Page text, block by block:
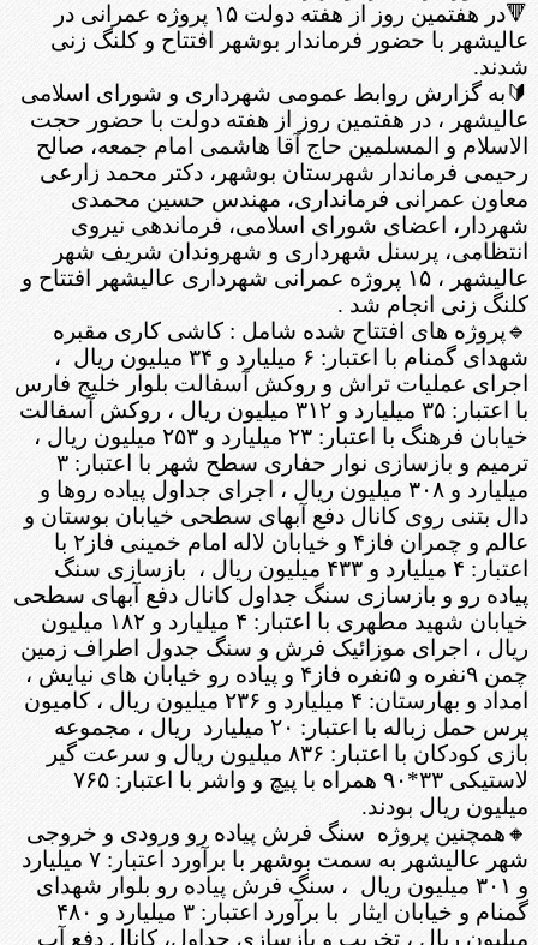
🔻در هفتمین روز از هفته دولت ۱۵ پروژه عمرانی در
عالیشهر با حضور فرماندار بوشهر افتتاح و کلنگ زنی
شدند.
🔰به گزارش روابط عمومی شهرداری و شورای اسلامی
عالیشهر ، در هفتمین روز از هفته دولت با حضور حجت
الاسلام و المسلمین حاج آقا هاشمی امام جمعه، صالح
رحیمی فرماندار شهرستان بوشهر، دکتر محمد زارعی
معاون عمرانی فرمانداری، مهندس حسین محمدی
شهردار، اعضای شورای اسلامی، فرماندهی نیروی
انتظامی، پرسنل شهرداری و شهروندان شریف شهر
عالیشهر ، ۱۵ پروژه عمرانی شهرداری عالیشهر افتتاح و
کلنگ زنی انجام شد .
🔹پروژه های افتتاح شده شامل : کاشی کاری مقبره
شهدای گمنام با اعتبار: ۶ میلیارد و ۳۴ میلیون ریال ،
اجرای عملیات تراش و روکش آسفالت بلوار خلیج فارس
با اعتبار: ۳۵ میلیارد و ۳۱۲ میلیون ریال ، روکش آسفالت
خیابان فرهنگ با اعتبار: ۲۳ میلیارد و ۲۵۳ میلیون ریال ،
ترمیم و بازسازی نوار حفاری سطح شهر با اعتبار: ۳
میلیارد و ۳۰۸ میلیون ریال ، اجرای جداول پیاده روها و
دال بتنی روی کانال دفع آبهای سطحی خیابان بوستان و
عالم و چمران فاز۴ و خیابان لاله امام خمینی فاز۲ با
اعتبار: ۴ میلیارد و ۴۳۳ میلیون ریال ، بازسازی سنگ
پیاده رو و بازسازی سنگ جداول کانال دفع آبهای سطحی
خیابان شهید مطهری با اعتبار: ۴ میلیارد و ۱۸۲ میلیون
ریال ، اجرای موزائیک فرش و سنگ جدول اطراف زمین
چمن ۹نفره و ۵نفره فاز۴ و پیاده رو خیابان های نیایش ،
امداد و بهارستان: ۴ میلیارد و ۲۳۶ میلیون ریال ، کامیون
پرس حمل زباله با اعتبار: ۲۰ میلیارد ریال ، مجموعه
بازی کودکان با اعتبار: ۸۳۶ میلیون ریال و سرعت گیر
لاستیکی ۳۳*۹۰ همراه با پیچ و واشر با اعتبار: ۷۶۵
میلیون ریال بودند.
🔸همچنین پروژه سنگ فرش پیاده رو ورودی و خروجی
شهر عالیشهر به سمت بوشهر با برآورد اعتبار: ۷ میلیارد
و ۳۰۱ میلیون ریال ، سنگ فرش پیاده رو بلوار شهدای
گمنام و خیابان ایثار با برآورد اعتبار: ۳ میلیارد و ۴۸۰
میلیون ریال ، تخریب و بازسازی جداول، کانال دفع آب